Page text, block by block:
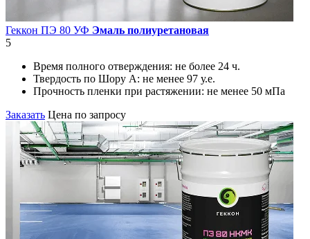
Геккон ПЭ 80 УФ Эмаль полиуретановая
5
Время полного отверждения: не более 24 ч.
Твердость по Шору А: не менее 97 у.е.
Прочность пленки при растяжении: не менее 50 мПа
Заказать Цена по запросу